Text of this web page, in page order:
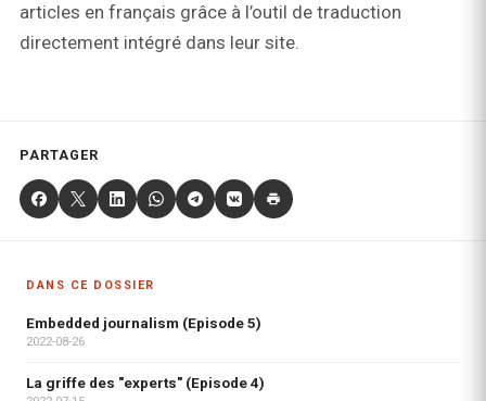
articles en français grâce à l’outil de traduction
directement intégré dans leur site.
PARTAGER
DANS CE DOSSIER
Embedded journalism (Episode 5)
2022-08-26
La griffe des "experts" (Episode 4)